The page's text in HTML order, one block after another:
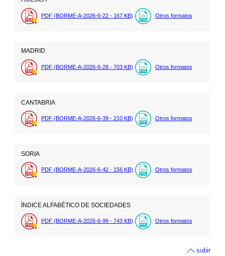
PDF (BORME-A-2026-6-22 - 167 KB) Otros formatos
MADRID
PDF (BORME-A-2026-6-28 - 703 KB) Otros formatos
CANTABRIA
PDF (BORME-A-2026-6-39 - 210 KB) Otros formatos
SORIA
PDF (BORME-A-2026-6-42 - 156 KB) Otros formatos
ÍNDICE ALFABÉTICO DE SOCIEDADES
PDF (BORME-A-2026-6-99 - 743 KB) Otros formatos
subir